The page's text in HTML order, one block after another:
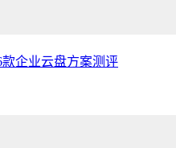
企业云盘方案测评